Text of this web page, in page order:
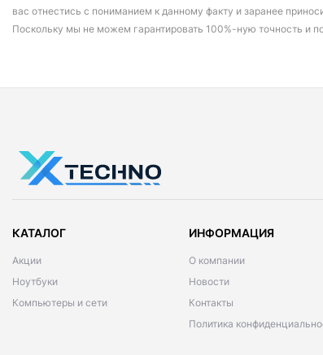
вас отнестись с пониманием к данному факту и заранее
Поскольку мы не можем гарантировать 100%-ную точность и
КАТАЛОГ
Акции
Ноутбуки
Компьютеры и сети
ИНФОРМАЦИЯ
О компании
Новости
Контакты
Политика